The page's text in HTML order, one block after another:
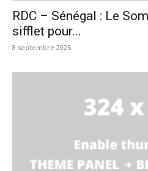
RDC – Sénégal : Le
sifflet pour...
8 septembre 2025